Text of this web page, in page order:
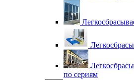
по сериям